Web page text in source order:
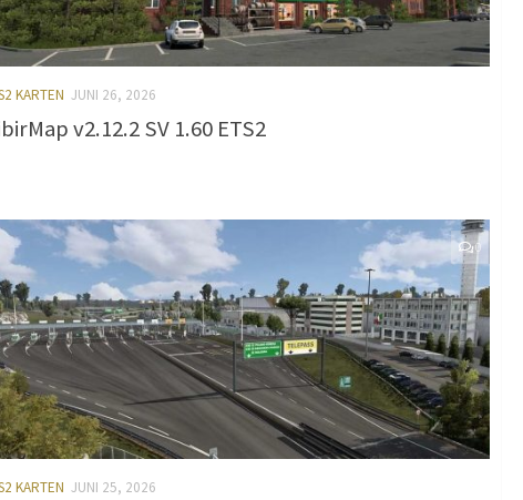
KARTEN JUNI 26, 2026
v2.12.2 SV 1.60 ETS2
0
KARTEN JUNI 25, 2026